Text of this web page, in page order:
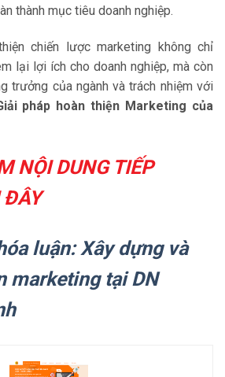
thành mục tiêu doanh nghiệp.
chiến lược marketing không chỉ
lại lợi ích cho doanh nghiệp, mà còn
trưởng của ngành và trách nhiệm với
pháp hoàn thiện Marketing của
NỘI DUNG TIẾP
ĐÂY
luận: Xây dựng và
marketing tại DN